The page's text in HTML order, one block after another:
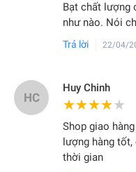
Bạt chất lượng
như nào. Nói
Trả lời 22/04/
HC
Huy Chinh
★★★★★
★★★★★
Shop giao
lượng hàng tốt,
thời gian